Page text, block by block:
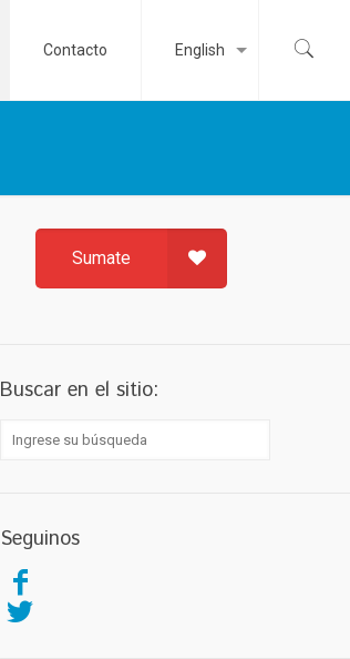
Contacto English
Sumate
Buscar en el sitio:
Seguinos